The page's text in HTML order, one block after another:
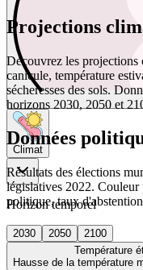
Climat
Horizon temporel
2030 2050
2100
Température
Hausse de la température
Projections
Découvrez les projections
canicule, température
sécheresses des sols.
horizons 2030, 2050 et
Données
Résultats des élections
législatives 2022.
politique, taux